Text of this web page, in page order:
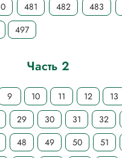
481 482 483
497
Часть 2
9 10 11 12 13
29
30 31 32
48
49 50 51